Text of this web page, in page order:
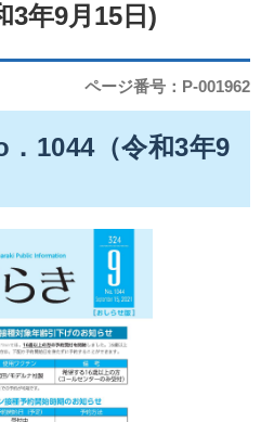
3年9月15日)
ページ番号：P-001962
1044（令和3年9